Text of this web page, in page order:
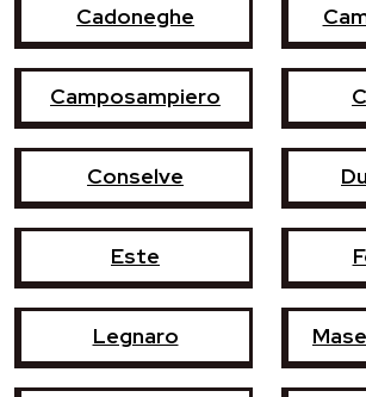
Cadoneghe
Camposampiero
Conselve
Este
Legnaro